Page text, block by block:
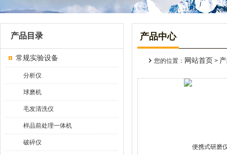
产品目录
常规实验设备
分析仪
球磨机
毛发清洗仪
样品前处理一体机
破碎仪
产品中心
您的位置： 网站首页 >